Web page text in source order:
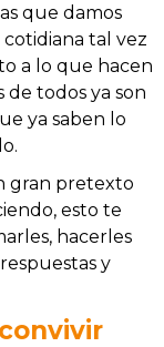
que damos
tal vez
a lo que hacen
de todos ya son
ya saben lo
gran pretexto
esto te
hacerles
y